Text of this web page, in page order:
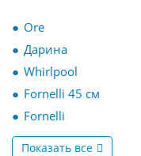
Ore
Дарина
Whirlpool
Fornelli 45 см
Fornelli
Показать все